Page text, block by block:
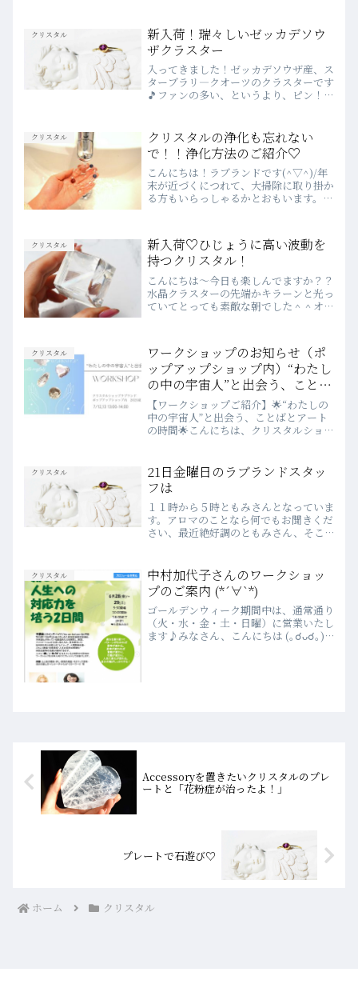
クリスタル
新入荷！瑞々しいゼッカデソウ
ザクラスター
入ってきました！ゼッカデソウザ産、ス
ターブラリ―クオーツのクラスターです
🎵ファンの多い、というより、ピン！と
は、大中小のクラスターですこれは大き
いものです♫この形、透明...
クリスタル
クリスタルの浄化も忘れない
で！！浄化方法のご紹介♡
こんにちは！ラブランドです(^▽^)/年
末が近づくにつれて、大掃除に取り掛か
る方もいらっしゃるかとおもいます。よ
だくので、今回は記事にまとめてみよう
と思います♬ぜひこの...
クリスタル
新入荷♡ひじょうに高い波動を
持つクリスタル！
こんにちは～今日も楽しんでますか？？
水晶クラスターの先端かキラーンと光っ
ていてとっても素敵な朝でした＾＾オー
ましたよ♪クリアーカルサイト。カルサ
イトの中でも最も波動が高...
クリスタル
ワークショップのお知らせ（ポ
ップアップショップ内）“わたし
の中の宇宙人”と出会う、ことば
とアートの時間🌟
【ワークショップご紹介】🌟“わたしの
中の宇宙人”と出会う、ことばとアート
の時間🌟こんにちは、クリスタルショッ
ップのご紹介です。今回のポップアップ
のテーマは「わたしの中...
クリスタル
21日金曜日のラブランドスタッ
フは
１１時から５時ともみさんとなっていま
す。アロマのことなら何でもお聞きくだ
さい、最近絶好調のともみさん、そこ
んでも聞いてみてくださいね、皆様のお
越しを心よりお待ちしています...
クリスタル
中村加代子さんのワークショッ
プのご案内 (*´∀`*)
ゴールデンウィーク期間中は、通常通り
（火・水・金・土・日曜）に営業いたし
ます♪みなさん、こんにちは (｡☌ᴗ☌｡)
Accessoryを置きたいクリスタルのプレ
ートと「花粉症が治ったよ！」
プレートで石遊び♡
ホーム クリスタル